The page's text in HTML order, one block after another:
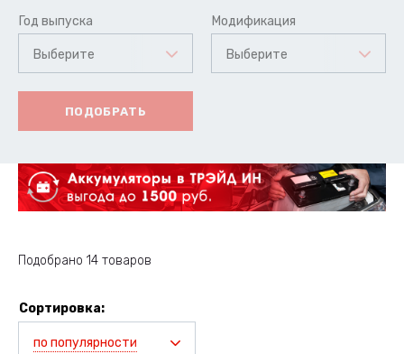
Год выпуска
Выберите
Модификация
Выберите
ПОДОБРАТЬ
Подобрано 14 товаров
Сортировка:
по популярности